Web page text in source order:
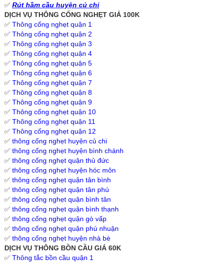
✅ Rút hầm cầu huyện củ chi
DỊCH VỤ THÔNG CỐNG NGHẸT GIÁ 100K
✅ Thông cống nghẹt quận 1
✅ Thông cống nghẹt quận 2
✅ Thông cống nghẹt quận 3
✅ Thông cống nghẹt quận 4
✅ Thông cống nghẹt quận 5
✅ Thông cống nghẹt quận 6
✅ Thông cống nghẹt quận 7
✅ Thông cống nghẹt quận 8
✅ Thông cống nghẹt quận 9
✅ Thông cống nghẹt quận 10
✅ Thông cống nghẹt quận 11
✅ Thông cống nghẹt quận 12
✅ thông cống nghẹt huyện củ chi
✅ thông cống nghẹt huyện bình chánh
✅ thông cống nghẹt quận thủ đức
✅ thông cống nghẹt huyện hóc môn
✅ thông cống nghẹt quận tân bình
✅ thông cống nghẹt quận tân phú
✅ thông cống nghẹt quận bình tân
✅ thông cống nghẹt quận bình thạnh
✅ thông cống nghẹt quận gò vấp
✅ thông cống nghẹt quận phú nhuận
✅ thông cống nghẹt huyện nhà bè
DỊCH VỤ THÔNG BỒN CẦU GIÁ 60K
✅ Thông tắc bồn cầu quận 1